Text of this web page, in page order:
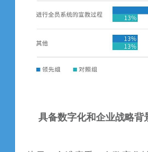
具备数字化和企业战略背